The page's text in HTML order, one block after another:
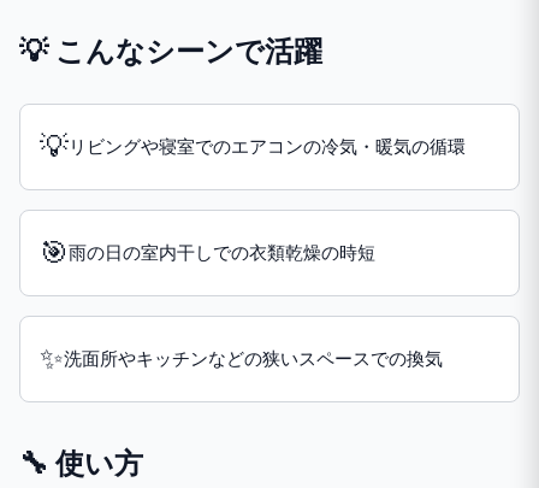
💡 こんなシーンで活躍
💡リビングや寝室でのエアコンの冷気・暖気の循環
🎯雨の日の室内干しでの衣類乾燥の時短
✨洗面所やキッチンなどの狭いスペースでの換気
🔧 使い方